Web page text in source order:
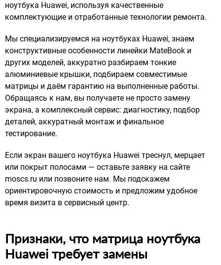
ноутбука Huawei, используя качественные
комплектующие и отработанные технологии ремонта.
Мы специализируемся на ноутбуках Huawei, знаем
конструктивные особенности линейки MateBook и
других моделей, аккуратно разбираем тонкие
алюминиевые крышки, подбираем совместимые
матрицы и даём гарантию на выполненные работы.
Обращаясь к нам, вы получаете не просто замену
экрана, а комплексный сервис: диагностику, подбор
деталей, аккуратный монтаж и финальное
тестирование.
Если экран вашего ноутбука Huawei треснул, мерцает
или покрыт полосами — оставьте заявку на сайте
moscs.ru или позвоните нам. Мы подскажем
ориентировочную стоимость и предложим удобное
время визита в сервисный центр.
Признаки, что матрица ноутбука
Huawei требует замены